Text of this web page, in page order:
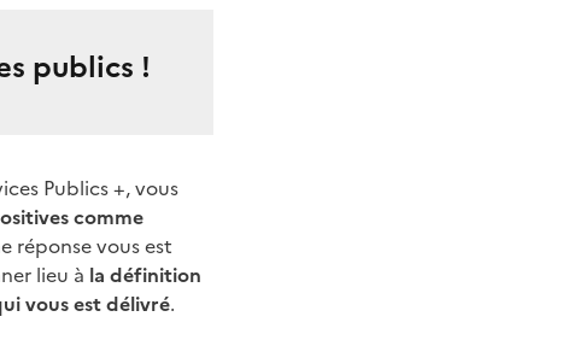
publics !
Publics +, vous
comme
réponse vous est
lieu à la définition
vous est délivré.